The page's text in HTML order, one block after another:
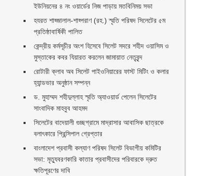
ইউনিয়নের ৪ নং ওয়ার্ডের নিজ পাড়ায় মতবিনিময় সভা
হযরত শাহ্জালাল-শাহ্পরাণ (রহ.) স্মৃতি পরিষদ সিলেটের ৫ম
প্রতিষ্ঠাবার্ষিকী পালিত ‎​
কেন্দ্রীয় কর্মসূচীর অংশ হিসেবে সিলেট সদরে শহীদ ওয়াসিম ও
মুস্তাকের কবর যিয়ারত করলেন জামায়াত নেতৃবৃন্দ ‎
রোটারী ক্লাব অব সিলেট পাইওনিয়ারের ফাস্ট মিটিং ও কলার
হ্যান্ডভার অনুষ্ঠান সম্পন্ন
ড. মুহাম্মদ শহীদুল্লাহ স্মৃতি অ্যাওয়ার্ড পেলেন সিলেটের
সাংবাদিক মাহবুব আহমদ
সিলেটের বাদেয়ালী গুচ্ছগ্রামে মাদ্রাসার আবাসিক ছাত্রকে
বলাৎকারে প্রিন্সিপাল গ্রেপ্তার ‎
বাংলাদেশ প্রবাসী কল্যাণ পরিষদ সিলেট বিভাগীয় কমিটির
সভা: মৃত্যুবরণকারি কাতার প্রবাসীদের পরিবারকে দ্রুত
ক্ষতিপূরণের দাবি